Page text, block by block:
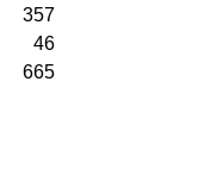
357
46
665